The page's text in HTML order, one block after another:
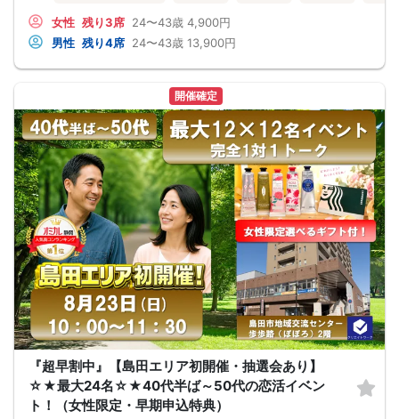
女性 残り3席 24〜43歳 4,900円
男性 残り4席 24〜43歳 13,900円
開催確定
『超早割中』【島田エリア初開催・抽選会あり】
☆★最大24名☆★40代半ば～50代の恋活イベン
ト！（女性限定・早期申込特典）